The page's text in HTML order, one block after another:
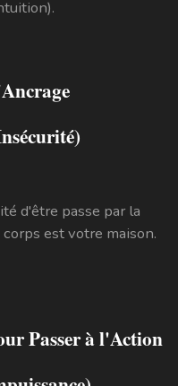
d'être passe par la
corps est votre maison.
Passer à l'Action